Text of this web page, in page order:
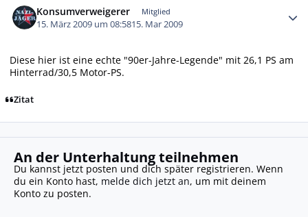
Konsumverweigerer Mitglied
15. März 2009 um 08:5815. Mar 2009
Diese hier ist eine echte "90er-Jahre-Legende" mit 26,1 PS am
Hinterrad/30,5 Motor-PS.
Zitat
An der Unterhaltung teilnehmen
Du kannst jetzt posten und dich später registrieren. Wenn
du ein Konto hast, melde dich jetzt an, um mit deinem
Konto zu posten.